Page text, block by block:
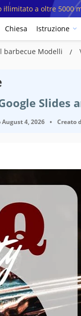
illimitato a oltre 5000
Chiesa Istruzione
barbecue Modelli
Slides
August 4, 2026 • Creato